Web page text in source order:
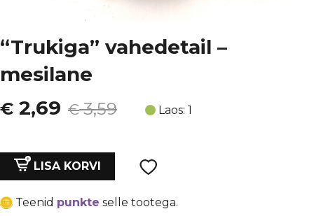
“Trukiga” vahedetail –
mesilane
€3,59
Algne
oli:
€ 3,59.
€ 2,69
Current
is:
€ 2,69.
Laos: 1
"Trukiga"
mesilane
LISA KORVI
Teenid punkte selle tootega.